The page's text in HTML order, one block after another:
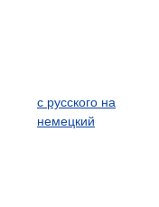
с русского на
немецкий